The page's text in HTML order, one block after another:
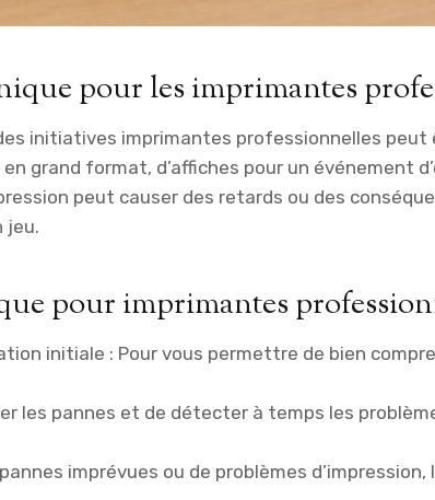
pour les imprimantes
initiatives imprimantes professionnelles peut
grand format, d’affiches pour un événement
peut causer des retards ou des
jeu.
pour imprimantes
initiale : Pour vous permettre de bien
les pannes et de détecter à temps les
imprévues ou de problèmes